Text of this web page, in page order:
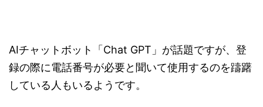
AIチャットボット「Chat GPT」が話題ですが、登
録の際に電話番号が必要と聞いて使用するのを躊躇
している人もいるようです。